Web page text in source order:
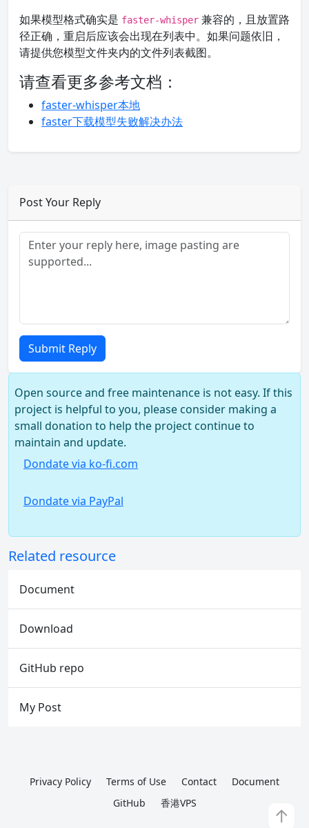
如果模型格式确实是 faster-whisper 兼容的，且放置路
径正确，重启后应该会出现在列表中。如果问题依旧，
请提供您模型文件夹内的文件列表截图。
请查看更多参考文档：
faster-whisper本地
faster下载模型失败解决办法
Post Your Reply
Submit Reply
Open source and free maintenance is not easy. If this
project is helpful to you, please consider making a
small donation to help the project continue to
maintain and update.
Dondate via ko-fi.com
Dondate via PayPal
Related resource
Document
Download
GitHub repo
My Post
↑
Privacy Policy Terms of Use Contact
Document
GitHub
香港VPS